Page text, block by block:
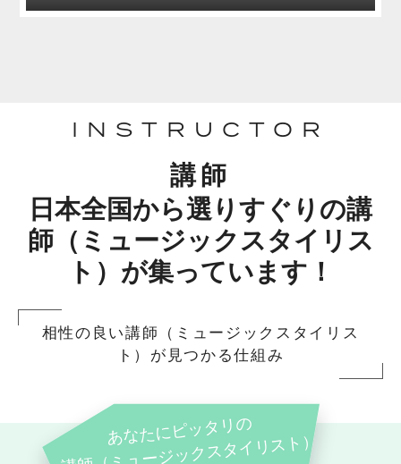
INSTRUCTOR
講師
日本全国から選りすぐりの講
師（ミュージックスタイリス
ト）が集っています！
相性の良い講師（ミュージックスタイリス
ト）が見つかる仕組み